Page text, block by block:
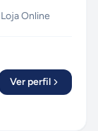
Loja Online
Ver perfil